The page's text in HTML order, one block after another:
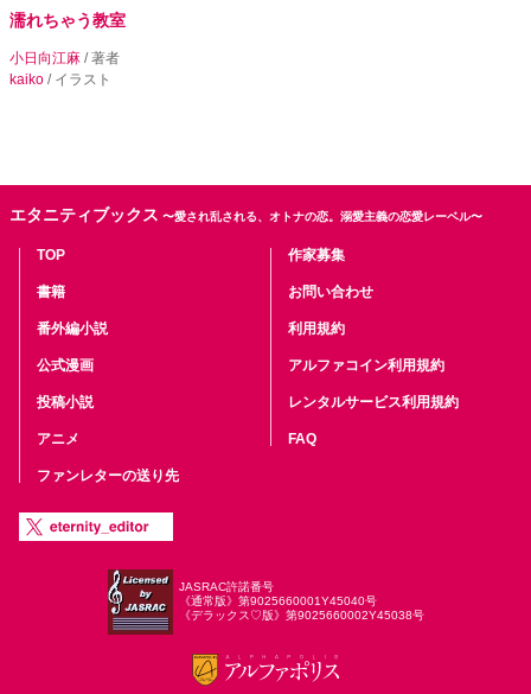
濡れちゃう教室
小日向江麻 / 著者
kaiko / イラスト
エタニティブックス 〜愛され乱される、オトナの恋。溺愛主義の恋愛レーベル〜
TOP
書籍
番外編小説
公式漫画
投稿小説
アニメ
ファンレターの送り先
作家募集
お問い合わせ
利用規約
アルファコイン利用規約
レンタルサービス利用規約
FAQ
JASRAC許諾番号
《通常版》第9025660001Y45040号
《デラックス♡版》第9025660002Y45038号